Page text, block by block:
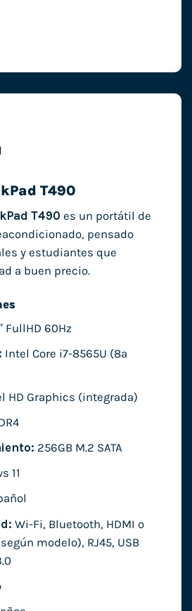
T490
T490 es un portátil de
pensado
y estudiantes que
a buen precio.
FullHD 60Hz
Intel Core i7-8565U (8ª
HD Graphics (integrada)
256GB M.2 SATA
11
Wi-Fi, Bluetooth, HDMI o
modelo), RJ45, USB